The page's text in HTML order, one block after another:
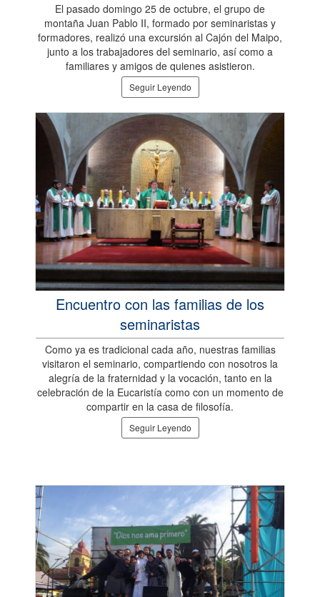
El pasado domingo 25 de octubre, el grupo de
montaña Juan Pablo II, formado por seminaristas y
formadores, realizó una excursión al Cajón del Maipo,
junto a los trabajadores del seminario, así como a
familiares y amigos de quienes asistieron.
Seguir Leyendo
Encuentro con las familias de los
seminaristas
Como ya es tradicional cada año, nuestras familias
visitaron el seminario, compartiendo con nosotros la
alegría de la fraternidad y la vocación, tanto en la
celebración de la Eucaristía como con un momento de
compartir en la casa de filosofía.
Seguir Leyendo